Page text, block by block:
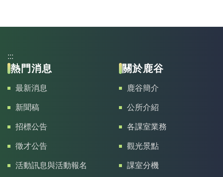
:::
熱門消息
最新消息
新聞稿
招標公告
徵才公告
活動訊息與活動報名
關於鹿谷
鹿谷簡介
公所介紹
各課室業務
觀光景點
課室分機